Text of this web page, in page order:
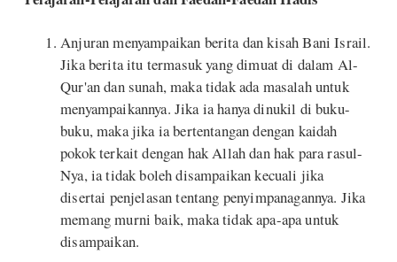
Anjuran menyampaikan berita dan kisah Bani Israil.
Jika berita itu termasuk yang dimuat di dalam Al-
Qur'an dan sunah, maka tidak ada masalah untuk
menyampaikannya. Jika ia hanya dinukil di buku-
buku, maka jika ia bertentangan dengan kaidah
pokok terkait dengan hak Allah dan hak para rasul-
Nya, ia tidak boleh disampaikan kecuali jika
disertai penjelasan tentang penyimpanagannya. Jika
memang murni baik, maka tidak apa-apa untuk
disampaikan.